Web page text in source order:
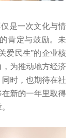
是一次文化与情
肯定与鼓励。未
爱民生”的企业核
为推动地方经济
时，也期待在社
新的一年里取得